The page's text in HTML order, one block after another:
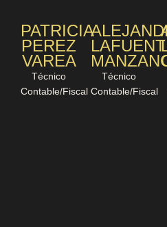
PATRICIA
PEREZ
VAREA
Técnico
Contable/Fiscal
Técnico
Contable/Fiscal